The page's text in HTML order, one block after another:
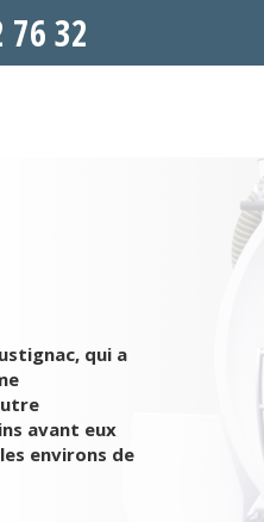
76 32
qui a
avant eux
environs de